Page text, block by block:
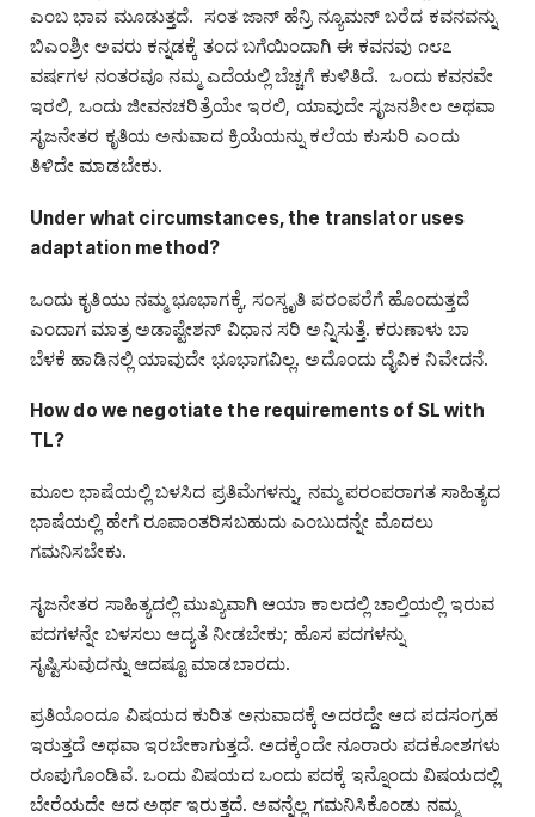
ಎಂಬ ಭಾವ ಮೂಡುತ್ತದೆ. ಸಂತ ಜಾನ್‌ ಹೆನ್ರಿ ನ್ಯೂಮನ್‌ ಬರೆದ ಕವನವನ್ನು
ಬಿಎಂಶ್ರೀ ಅವರು ಕನ್ನಡಕ್ಕೆ ತಂದ ಬಗೆಯಿಂದಾಗಿ ಈ ಕವನವು ೧೮೭
ವರ್ಷಗಳ ನಂತರವೂ ನಮ್ಮ ಎದೆಯಲ್ಲಿ ಬೆಚ್ಚಗೆ ಕುಳಿತಿದೆ. ಒಂದು ಕವನವೇ
ಇರಲಿ, ಒಂದು ಜೀವನಚರಿತ್ರೆಯೇ ಇರಲಿ, ಯಾವುದೇ ಸೃಜನಶೀಲ ಅಥವಾ
ಸೃಜನೇತರ ಕೃತಿಯ ಅನುವಾದ ಕ್ರಿಯೆಯನ್ನು ಕಲೆಯ ಕುಸುರಿ ಎಂದು
ತಿಳಿದೇ ಮಾಡಬೇಕು.
Under what circumstances, the translator uses
adaptation method?
ಒಂದು ಕೃತಿಯು ನಮ್ಮ ಭೂಭಾಗಕ್ಕೆ, ಸಂಸ್ಕೃತಿ ಪರಂಪರೆಗೆ ಹೊಂದುತ್ತದೆ
ಎಂದಾಗ ಮಾತ್ರ ಅಡಾಪ್ಟೇಶನ್‌ ವಿಧಾನ ಸರಿ ಅನ್ನಿಸುತ್ತೆ. ಕರುಣಾಳು ಬಾ
ಬೆಳಕೆ ಹಾಡಿನಲ್ಲಿ ಯಾವುದೇ ಭೂಭಾಗವಿಲ್ಲ. ಅದೊಂದು ದೈವಿಕ ನಿವೇದನೆ.
How do we negotiate the requirements of SL with
TL?
ಮೂಲ ಭಾಷೆಯಲ್ಲಿ ಬಳಸಿದ ಪ್ರತಿಮೆಗಳನ್ನು, ನಮ್ಮ ಪರಂಪರಾಗತ ಸಾಹಿತ್ಯದ
ಭಾಷೆಯಲ್ಲಿ ಹೇಗೆ ರೂಪಾಂತರಿಸಬಹುದು ಎಂಬುದನ್ನೇ ಮೊದಲು
ಗಮನಿಸಬೇಕು.
ಸೃಜನೇತರ ಸಾಹಿತ್ಯದಲ್ಲಿ ಮುಖ್ಯವಾಗಿ ಆಯಾ ಕಾಲದಲ್ಲಿ ಚಾಲ್ತಿಯಲ್ಲಿ ಇರುವ
ಪದಗಳನ್ನೇ ಬಳಸಲು ಆದ್ಯತೆ ನೀಡಬೇಕು; ಹೊಸ ಪದಗಳನ್ನು
ಸೃಷ್ಟಿಸುವುದನ್ನು ಆದಷ್ಟೂ ಮಾಡಬಾರದು.
ಪ್ರತಿಯೊಂದೂ ವಿಷಯದ ಕುರಿತ ಅನುವಾದಕ್ಕೆ ಅದರದ್ದೇ ಆದ ಪದಸಂಗ್ರಹ
ಇರುತ್ತದೆ ಅಥವಾ ಇರಬೇಕಾಗುತ್ತದೆ. ಅದಕ್ಕೆಂದೇ ನೂರಾರು ಪದಕೋಶಗಳು
ರೂಪುಗೊಂಡಿವೆ. ಒಂದು ವಿಷಯದ ಒಂದು ಪದಕ್ಕೆ ಇನ್ನೊಂದು ವಿಷಯದಲ್ಲಿ
ಬೇರೆಯದೇ ಆದ ಅರ್ಥ ಇರುತ್ತದೆ. ಅವನ್ನೆಲ್ಲ ಗಮನಿಸಿಕೊಂಡು ನಮ್ಮ